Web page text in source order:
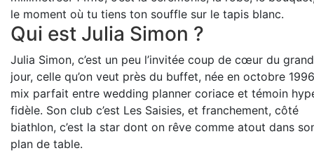
le moment où tu tiens ton souffle sur le tapis blanc.
Qui est Julia Simon ?
Julia Simon, c’est un peu l’invitée coup de cœur du grand
jour, celle qu’on veut près du buffet, née en octobre
mix parfait entre wedding planner coriace et témoin
fidèle. Son club c’est Les Saisies, et franchement, côté
biathlon, c’est la star dont on rêve comme atout dans
plan de table.